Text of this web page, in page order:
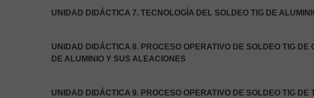
UNIDAD DIDÁCTICA 7. TECNOLOGÍA DEL SOLDEO TIG DE
UNIDAD DIDÁCTICA 8. PROCESO OPERATIVO DE SOLDEO TIG
DE ALUMINIO Y SUS ALEACIONES
UNIDAD DIDÁCTICA 9. PROCESO OPERATIVO DE SOLDEO TIG